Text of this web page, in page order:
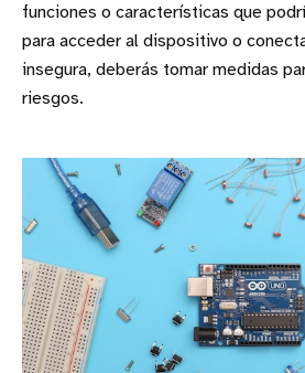
funciones o características que
para acceder al dispositivo o
insegura, deberás tomar medidas
riesgos.